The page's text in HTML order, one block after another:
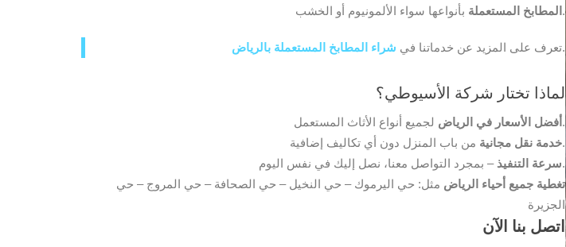
المطابخ المستعملة بأنواعها سواء الألمونيوم أو الخشب.
تعرف على المزيد عن خدماتنا في شراء المطابخ المستعملة بالرياض .
لماذا تختار شركة الأسيوطي؟
أفضل الأسعار في الرياضلجميع أنواع الأثاث المستعمل.
خدمة نقل مجانيةمن باب المنزل دون أي تكاليف إضافية.
سرعة التنفيذ– بمجرد التواصل معنا، نصل إليك في نفس اليوم.
تغطية جميع أحياء الرياض مثل: حي اليرموك – حي النخيل – حي الصحافة – حي المروج – حي
الجزيرة
اتصل بنا الآن